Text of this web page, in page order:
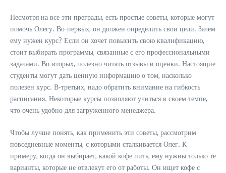
Несмотря на все эти преграды, есть простые советы, которые могут
помочь Олегу. Во-первых, он должен определить свои цели. Зачем
ему нужен курс? Если он хочет повысить свою квалификацию,
стоит выбирать программы, связанные с его профессиональными
задачами. Во-вторых, полезно читать отзывы и оценки. Настоящие
студенты могут дать ценную информацию о том, насколько
полезен курс. В-третьих, надо обратить внимание на гибкость
расписания. Некоторые курсы позволяют учиться в своем темпе,
что очень удобно для загруженного менеджера.
Чтобы лучше понять, как применить эти советы, рассмотрим
повседневные моменты, с которыми сталкивается Олег. К
примеру, когда он выбирает, какой кофе пить, ему нужны только те
варианты, которые не отвлекут его от работы. Он ищет кофе с